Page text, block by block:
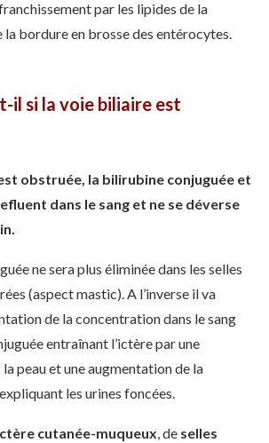
par les lipides de la
la bordure en brosse des entérocytes.
il si la voie biliaire est
obstruée, la bilirubine conjuguée et
dans le sang et ne se déverse
ne sera plus éliminée dans les selles
(aspect mastic). A l’inverse il va
de la concentration dans le sang
entraînant l’ictère par une
peau et une augmentation de la
les urines foncées.
cutanée-muqueux, de selles